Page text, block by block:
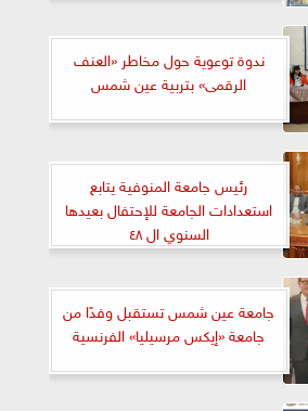
ندوة توعوية حول مخاطر «العنف
الرقمى» بتربية عين شمس
رئيس جامعة المنوفية يتابع
استعدادات الجامعة للإحتفال بعيدها
السنوي ال ٤٨
جامعة عين شمس تستقبل وفدًا من
جامعة «إيكس مرسيليا» الفرنسية